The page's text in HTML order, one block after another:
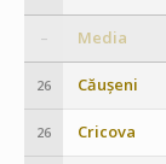
– Media
26 Căușeni
26 Cricova